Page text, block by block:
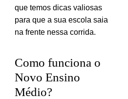
que temos dicas valiosas
para que a sua escola saia
na frente nessa corrida.
Como funciona o
Novo Ensino
Médio?